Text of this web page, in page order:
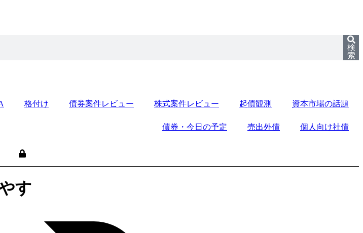
検
索
格付け 債券案件レビュー 株式案件レビュー 起債観測 資本市場の話題
債券・今日の予定 売出外債
個人向け社債
す